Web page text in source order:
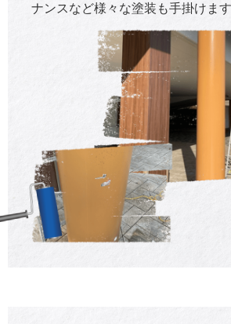
ナンスなど様々な塗装も手掛けます